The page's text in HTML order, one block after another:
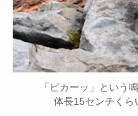
「ピカーッ」という
体長15センチくら